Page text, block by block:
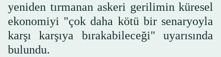
yeniden tırmanan askeri gerilimin küresel
ekonomiyi "çok daha kötü bir senaryoyla
karşı karşıya bırakabileceği" uyarısında
bulundu.